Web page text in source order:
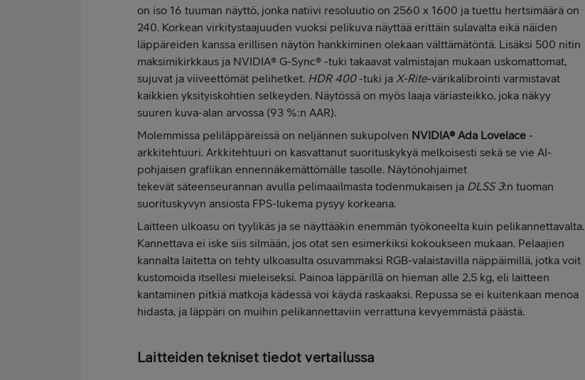
on iso 16 tuuman näyttö, jonka natiivi resoluutio on 2560 x 1600 ja tuettu hertsimäärä on
240. Korkean virkitystaajuuden vuoksi pelikuva näyttää erittäin sulavalta eikä näiden
läppäreiden kanssa erillisen näytön hankkiminen olekaan välttämätöntä. Lisäksi 500 nitin
maksimikirkkaus ja NVIDIA® G-Sync® -tuki takaavat valmistajan mukaan uskomattomat,
sujuvat ja viiveettömät pelihetket. HDR 400-tuki ja X-Rite-värikalibrointi varmistavat
kaikkien yksityiskohtien selkeyden. Näytössä on myös laaja väriasteikko, joka näkyy
suuren kuva-alan arvossa (93 %:n AAR).
Molemmissa peliläppäreissä on neljännen sukupolven NVIDIA® Ada Lovelace -
arkkitehtuuri. Arkkitehtuuri on kasvattanut suorituskykyä melkoisesti sekä se vie AI-
pohjaisen grafiikan ennennäkemättömälle tasolle. Näytönohjaimet
tekevät säteenseurannan avulla pelimaailmasta todenmukaisen ja DLSS 3:n tuoman
suorituskyvyn ansiosta FPS-lukema pysyy korkeana.
Laitteen ulkoasu on tyylikäs ja se näyttääkin enemmän työkoneelta kuin pelikannettavalta.
Kannettava ei iske siis silmään, jos otat sen esimerkiksi kokoukseen mukaan. Pelaajien
kannalta laitetta on tehty ulkoasulta osuvammaksi RGB-valaistavilla näppäimillä, jotka voit
kustomoida itsellesi mieleiseksi. Painoa läppärillä on hieman alle 2,5 kg, eli laitteen
kantaminen pitkiä matkoja kädessä voi käydä raskaaksi. Repussa se ei kuitenkaan menoa
hidasta, ja läppäri on muihin pelikannettaviin verrattuna kevyemmästä päästä.
Laitteiden tekniset tiedot vertailussa